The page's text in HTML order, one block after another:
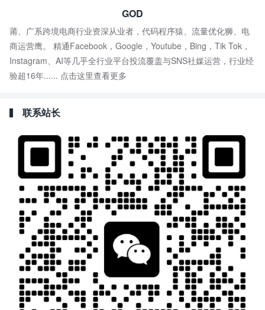
GOD
莆、广系跨境电商行业资深从业者，代码程序猿、流量优化狮、电
商运营鹰。 精通Facebook，Google，Youtube，Bing，Tik Tok，
Instagram、AI等几乎全行业平台投流覆盖与SNS社媒运营，行业经
验超16年...... 点击这里查看更多
联系站长